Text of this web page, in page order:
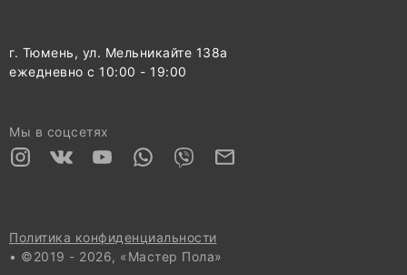
г. Тюмень, ул. Мельникайте 138а
ежедневно с 10:00 - 19:00
Мы в соцсетях
Политика конфиденциальности
• ©2019 - 2026, «Мастер Пола»